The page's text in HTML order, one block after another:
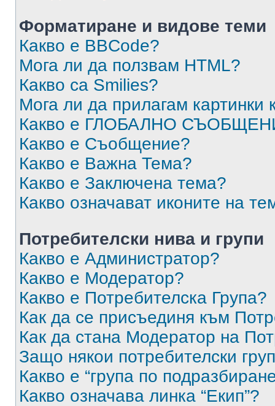
Форматиране и видове теми
Какво е BBCode?
Мога ли да ползвам HTML?
Какво са Smilies?
Мога ли да прилагам
Какво е ГЛОБАЛНО
Какво е Съобщение?
Какво е Важна Тема?
Какво е Заключена тема?
Какво означават иконите на
Потребителски нива и групи
Какво е Администратор?
Какво е Модератор?
Какво е Потребителска Група?
Как да се присъединя към
Как да стана Модератор на
Защо някои потребителски
Какво е “група по
Какво означава линка “Екип”?